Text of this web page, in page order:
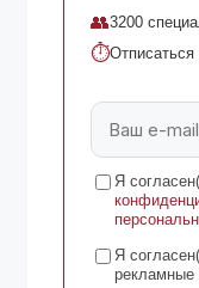
👥3200
⏱
Я
Я
рекламные